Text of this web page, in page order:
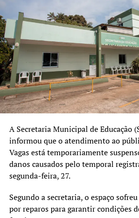
e oferecer um
educacional cada
acolhedor e
os alunos.”
O Educa Mais RS é uma iniciativa do
municípios do Rio Grande do Sul.
previstas estão o acompanhamento
avaliação dos resultados das redes
Com a assinatura do termo, Nova
adesão ao programa.
qualificação do
melhorias de
vão proporcionar
segurança,
qualidade para os
estudantes, além
fortalecer o
aprendizagem.”
O vice-prefeito Rodrigo Busato
contribuir para as atividades
“Essa intervenção
além da
A Secretaria Municipal de Educação
informou que o atendimento ao
Vagas está temporariamente
danos causados pelo temporal
segunda-feira, 27.
Segundo a secretaria, o espaço
por reparos para garantir condições